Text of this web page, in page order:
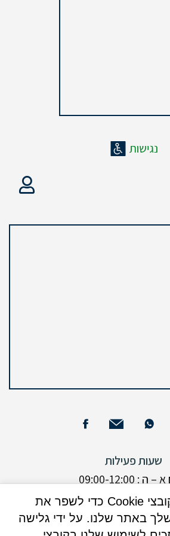
שעות פעילות
: 09:00-12:00
: אין קבלת קהל
אנו משתמשים בקובצי Cookie כדי לשפר את
באתר שלנו. על ידי גלישה